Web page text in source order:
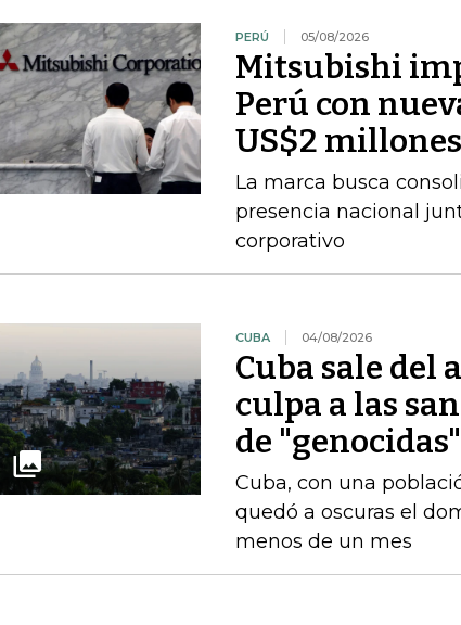
PERÚ 05/08/2026
Mitsubishi
Perú con
US$2 millones
La marca busca
presencia nacional
corporativo
CUBA 04/08/2026
Cuba sale del
culpa a las
de "genocidas"
Cuba, con una
quedó a oscuras el
menos de un mes